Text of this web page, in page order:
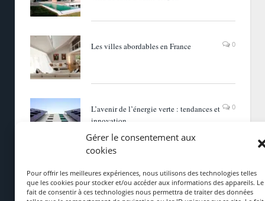
Gérer le consentement aux
cookies
Pour offrir les meilleures expériences, nous utilisons des technologies telles
que les cookies pour stocker et/ou accéder aux informations des appareils. Le
fait de consentir à ces technologies nous permettra de traiter des données
0
Les villes abordables en France
0
L’avenir de l’énergie verte : tendances et
innovation
CATÉGORIES